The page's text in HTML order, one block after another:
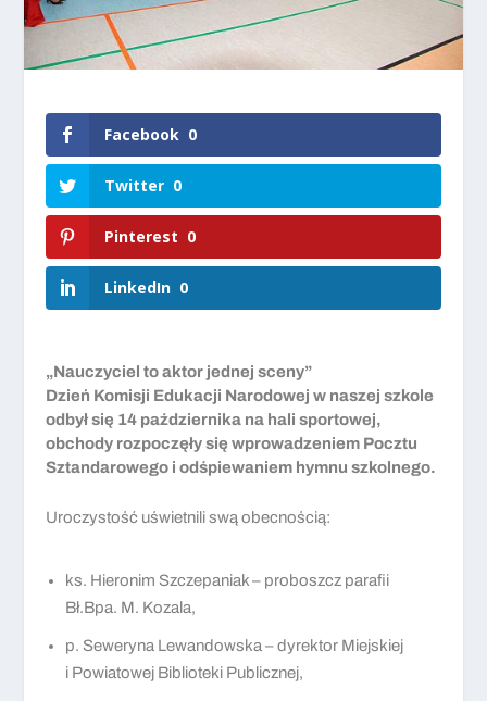
Facebook 0
Twitter 0
Pinterest 0
LinkedIn 0
„Nauczyciel to aktor jednej sceny”
Dzień Komisji Edukacji Narodowej w naszej szkole
odbył się 14 października na hali sportowej,
obchody rozpoczęły się wprowadzeniem Pocztu
Sztandarowego i odśpiewaniem hymnu szkolnego.
Uroczystość uświetnili swą obecnością:
ks. Hieronim Szczepaniak – proboszcz parafii
Bł.Bpa. M. Kozala,
p. Seweryna Lewandowska – dyrektor Miejskiej
i Powiatowej Biblioteki Publicznej,